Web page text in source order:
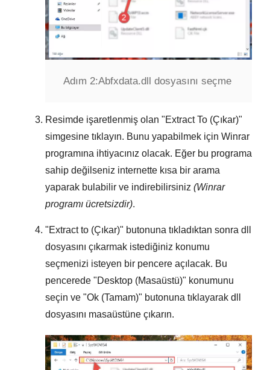
Adım 2:Abfxdata.dll dosyasını seçme
Resimde işaretlenmiş olan "Extract To (Çıkar)"
simgesine tıklayın. Bunu yapabilmek için Winrar
programına ihtiyacınız olacak. Eğer bu programa
sahip değilseniz internette kısa bir arama
yaparak bulabilir ve indirebilirsiniz (Winrar
programı ücretsizdir).
"Extract to (Çıkar)" butonuna tıkladıktan sonra dll
dosyasını çıkarmak istediğiniz konumu
seçmenizi isteyen bir pencere açılacak. Bu
pencerede "Desktop (Masaüstü)" konumunu
seçin ve "Ok (Tamam)" butonuna tıklayarak dll
dosyasını masaüstüne çıkarın.